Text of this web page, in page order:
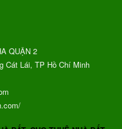
QUẬN 2
Cát Lái, TP Hồ Chí Minh